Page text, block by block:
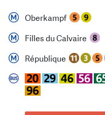
Oberkampf
Filles du Calvaire
République